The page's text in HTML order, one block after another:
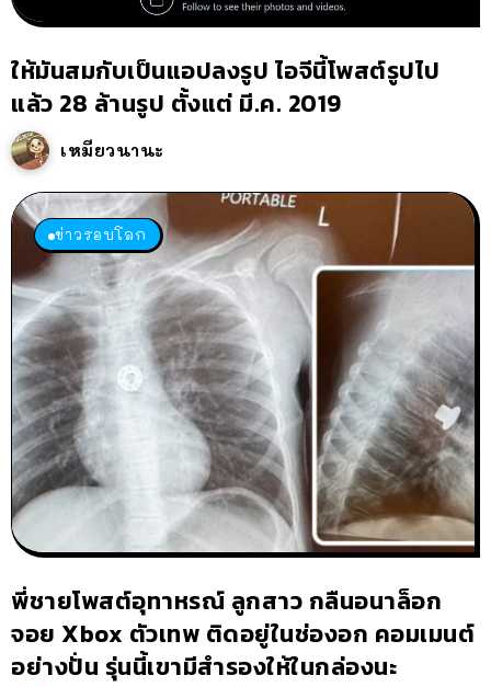
ให้มันสมกับเป็นแอปลงรูป ไอจีนี้โพสต์รูปไป
แล้ว 28 ล้านรูป ตั้งแต่ มี.ค. 2019
เหมียวนานะ
ข่าวรอบโลก
พี่ชายโพสต์อุทาหรณ์ ลูกสาว กลืนอนาล็อก
จอย Xbox ตัวเทพ ติดอยู่ในช่องอก คอมเมนต์
อย่างปั่น รุ่นนี้เขามีสำรองให้ในกล่องนะ